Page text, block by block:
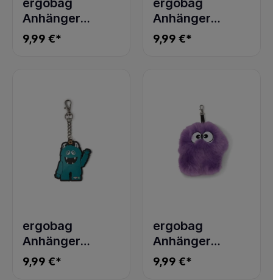
ergobag
Anhänger
Hangies
Oktopus
9,99 €*
ergobag
Anhänger
Hangies Finja-
Flauschi
9,99 €*
ergobag
Anhänger
Hangies
monster
9,99 €*
ergobag
Anhänger
Hangies Finni-
Flauschi
9,99 €*